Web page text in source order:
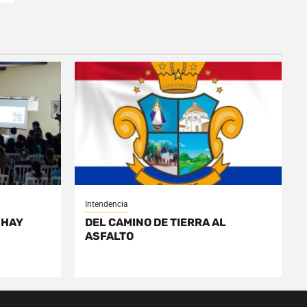
Intendencia
DEL CAMINO DE TIERRA AL
ASFALTO